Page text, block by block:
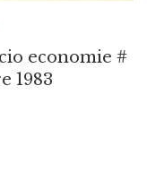
economie #
1983